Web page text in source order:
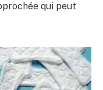
qui peut